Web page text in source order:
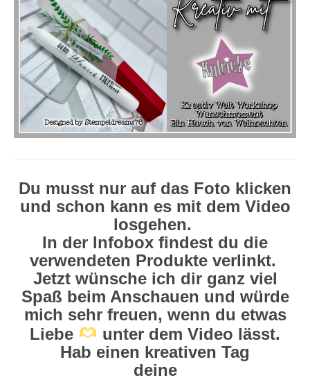
Du musst nur auf das Foto klicken
und schon kann es mit dem Video
losgehen.
In der Infobox findest du die
verwendeten Produkte verlinkt.
Jetzt wünsche ich dir ganz viel
Spaß beim Anschauen und würde
mich sehr freuen, wenn du etwas
Liebe
unter dem Video lässt.
Hab einen kreativen Tag
deine